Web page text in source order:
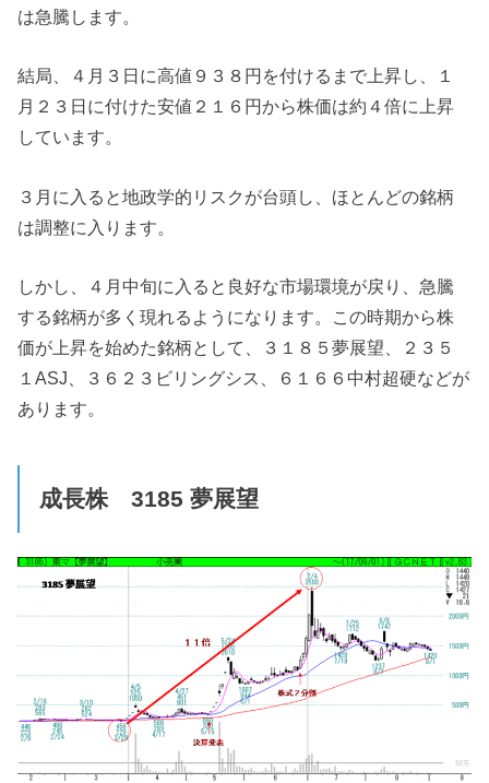
は急騰します。
結局、４月３日に高値９３８円を付けるまで上昇し、１
月２３日に付けた安値２１６円から株価は約４倍に上昇
しています。
３月に入ると地政学的リスクが台頭し、ほとんどの銘柄
は調整に入ります。
しかし、４月中旬に入ると良好な市場環境が戻り、急騰
する銘柄が多く現れるようになります。この時期から株
価が上昇を始めた銘柄として、３１８５夢展望、２３５
１ASJ、３６２３ビリングシス、６１６６中村超硬などが
あります。
成長株 3185 夢展望